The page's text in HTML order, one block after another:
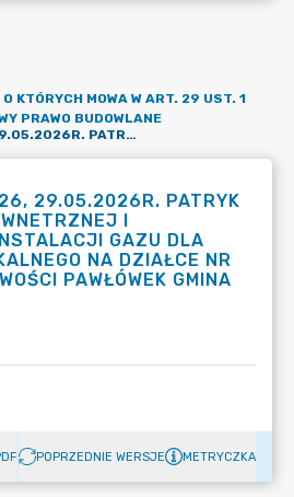
KTÓRYCH MOWA W ART. 29 UST. 1
PRAWO BUDOWLANE
WB.6743.645.2026, 29.05.2026R. PATRYK FAC, BUDOWA ZEWNETRZNEJ I WEWNĘTRZNEJ INSTALACJI GAZU DLA BUDYNKU MIESZKALNEGO NA DZIAŁCE NR 90/2 W MIEJSCOWOŚCI PAWŁÓWEK GMINA SICIENKO
29.05.2026R. PATRYK
I
GAZU DLA
NA DZIAŁCE NR
PAWŁÓWEK GMINA
POPRZEDNIE WERSJE METRYCZKA